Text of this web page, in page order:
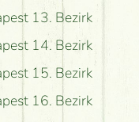
13. Bezirk
14. Bezirk
15. Bezirk
16. Bezirk